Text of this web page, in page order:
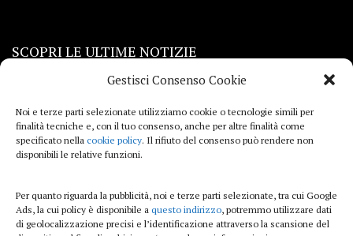
Gestisci Consenso Cookie
Noi e terze parti selezionate utilizziamo cookie o tecnologie simili per
finalità tecniche e, con il tuo consenso, anche per altre finalità come
specificato nella cookie policy. Il rifiuto del consenso può rendere non
disponibili le relative funzioni.
Per quanto riguarda la pubblicità, noi e terze parti selezionate, tra cui Google
Ads, la cui policy è disponibile a questo indirizzo, potremmo utilizzare dati
di geolocalizzazione precisi e l’identificazione attraverso la scansione del
SCOPRI LE ULTIME NOTIZIE
Viaggi
Beauty e benessere
Curiosità